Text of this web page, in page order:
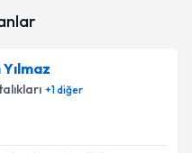
Gönder
randevu almanız için bir
+1diğer